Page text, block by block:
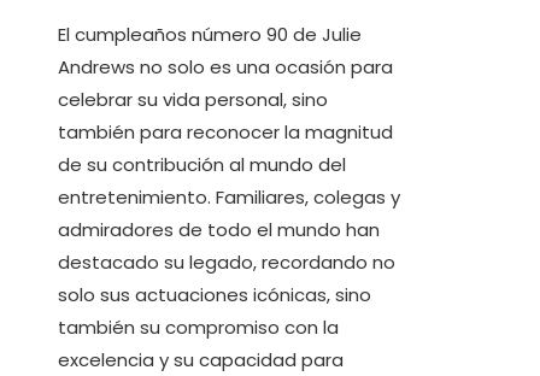
El cumpleaños número 90 de Julie
Andrews no solo es una ocasión para
celebrar su vida personal, sino
también para reconocer la magnitud
de su contribución al mundo del
entretenimiento. Familiares, colegas y
admiradores de todo el mundo han
destacado su legado, recordando no
solo sus actuaciones icónicas, sino
también su compromiso con la
excelencia y su capacidad para